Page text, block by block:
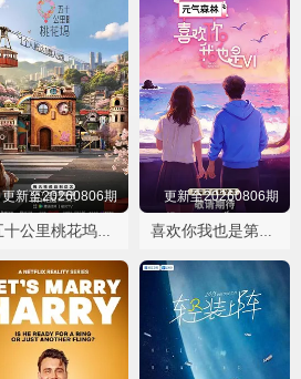
更新至20260806期
五十公里桃花坞第六季
更新至20260806期
喜欢你我也是第六季